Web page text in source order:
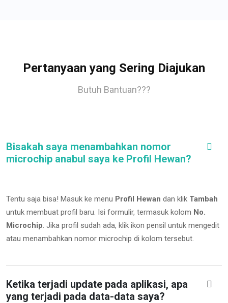
Pertanyaan yang Sering Diajukan
Butuh Bantuan???
Bisakah saya menambahkan nomor
microchip anabul saya ke Profil Hewan?
Tentu saja bisa! Masuk ke menu Profil Hewan dan klik Tambah
untuk membuat profil baru. Isi formulir, termasuk kolom No.
Microchip. Jika profil sudah ada, klik ikon pensil untuk mengedit
atau menambahkan nomor microchip di kolom tersebut.
Ketika terjadi update pada aplikasi, apa
yang terjadi pada data-data saya?